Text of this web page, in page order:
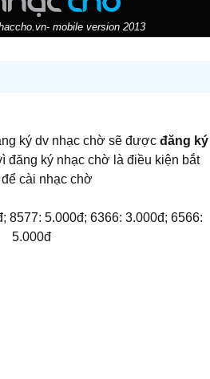
mobile version 2013
ký dv nhạc chờ sẽ được đăng ký
đăng ký nhạc chờ là điều kiện bắt
để cài nhạc chờ
8577: 5.000đ; 6366: 3.000đ; 6566:
5.000đ